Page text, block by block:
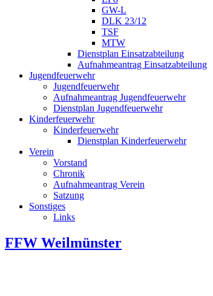
GW-L
DLK 23/12
TSF
MTW
Dienstplan Einsatzabteilung
Aufnahmeantrag Einsatzabteilung
Jugendfeuerwehr
Jugendfeuerwehr
Aufnahmeantrag Jugendfeuerwehr
Dienstplan Jugendfeuerwehr
Kinderfeuerwehr
Kinderfeuerwehr
Dienstplan Kinderfeuerwehr
Verein
Vorstand
Chronik
Aufnahmeantrag Verein
Satzung
Sonstiges
Links
FFW Weilmünster